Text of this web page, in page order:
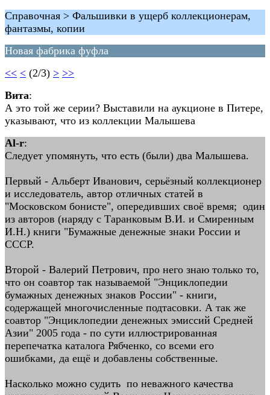
Справочная > Фальшивки в ущерб коллекционерам,
фантазмы, копии
Новая фабрика фуфла
<< < (2/3) > >>
Вита:
А это той же серии? Выставили на аукционе в Питере,
указывают, что из коллекции Малышева
Al-r:
Следует упомянуть, что есть (были) два Малышева.
Первый - Альберт Иванович, серьёзный коллекционер
и исследователь, автор отличных статей в
"Московском бонисте", опередивших своё время; один
из авторов (наряду с Таранковым В.И. и Смиренным
И.Н.) книги "Бумажные денежные знаки России и
СССР.
Второй - Валерий Петрович, про него знаю только то,
что он соавтор так называемой "Энциклопедии
бумажных денежных знаков России" - книги,
содержащей многочисленные подтасовки. А так же
соавтор "Энциклопедии денежных эмиссий Средней
Азии" 2005 года - по сути иллюстрированная
перепечатка каталога Рябченко, со всеми его
ошибками, да ещё и добавлены собственные.
Насколько можно судить по неважного качества